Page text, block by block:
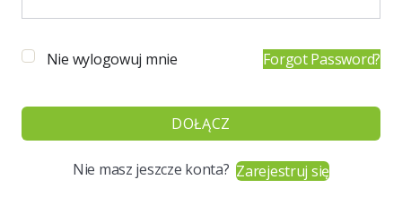
Nie wylogowuj mnie Forgot Password?
DOŁĄCZ
Nie masz jeszcze konta?Zarejestruj się